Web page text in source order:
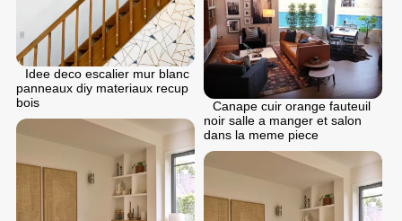
Idee deco escalier mur blanc
panneaux diy materiaux recup
bois
Canape cuir orange fauteuil
noir salle a manger et salon
dans la meme piece